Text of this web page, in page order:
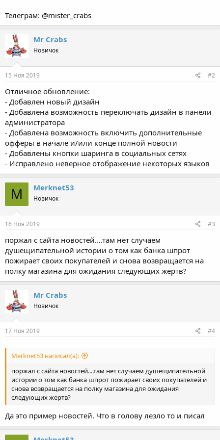
Телеграм: @mister_crabs
Mr Crabs
Новичок
15 Ноя 2019 #2
Отличное обновление:
- Добавлен новый дизайн
- Добавлена возможность переключать дизайн в панели
администратора
- Добавлена возможность включить дополнительные
офферы в начале и/или конце полной новости
- Добавлены кнопки шаринга в социальных сетях
- Исправлено неверное отображение некоторых языков
M Merknet53
Новичок
16 Ноя 2019 #3
поржал с сайта новостей....там нет случаем
душещипательной истории о том как банка шпрот
пожирает своих покупателей и снова возвращается на
полку магазина для ожидания следующих жертв?
Mr Crabs
Новичок
17 Ноя 2019 #4
Merknet53 написал(а):
поржал с сайта новостей....там нет случаем душещипательной
истории о том как банка шпрот пожирает своих покупателей и
снова возвращается на полку магазина для ожидания
следующих жертв?
Да это пример новостей. Что в голову лезло то и писал